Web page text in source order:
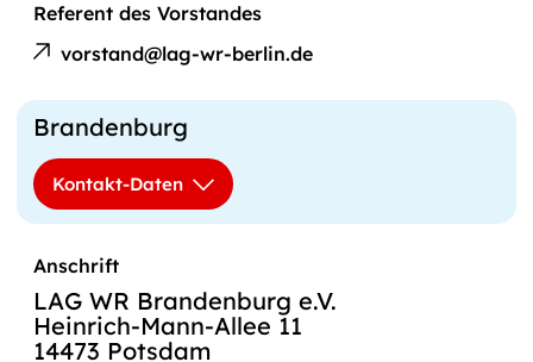
Referent des Vorstandes
vorstand@lag-wr-berlin.de
E-
Mail
an
Thomas
Lehmann
Brandenburg
Kontakt-Daten
Anschrift
LAG WR Brandenburg e.V.
Heinrich-Mann-Allee 11
14473 Potsdam